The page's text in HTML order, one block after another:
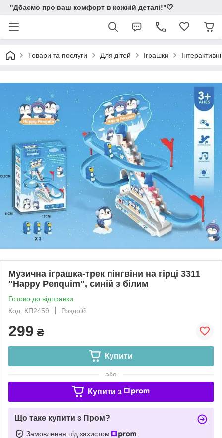
"Дбаємо про ваш комфорт в кожній деталі!"🤍
Товари та послуги Для дітей Іграшки
Музична іграшка-трек пінгвіни на гірці 3311
"Happy Penquim", синій з білим
Готово до відправки
Код: КП2459
Роздріб
299 ₴
Купити
або
Купити з
Що таке купити з Пром?
Замовлення під захистом